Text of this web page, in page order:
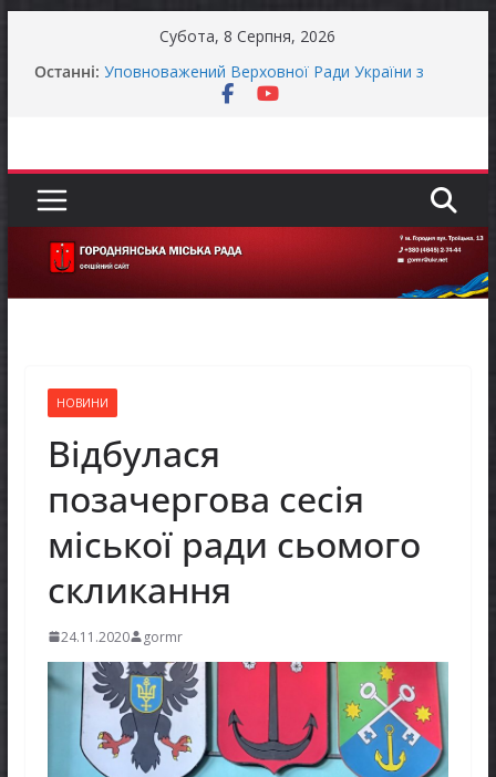
Субота, 8 Серпня, 2026
Останні: Уповноважений Верховної Ради України з
прав людини проводить опитування щодо
МОВЧАННЯ
Як отримати компенсацію за товари, придбані
для ветеранського бізнесу
НОВИНИ
Відбулася
позачергова сесія
міської ради сьомого
скликання
24.11.2020 gormr